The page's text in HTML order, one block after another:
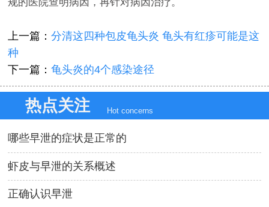
规的医院查明病因，再针对病因治疗。
上一篇：分清这四种包皮龟头炎 龟头有红疹可能是这
种
下一篇：龟头炎的4个感染途径
热点关注 Hot concerns
哪些早泄的症状是正常的
虾皮与早泄的关系概述
正确认识早泄